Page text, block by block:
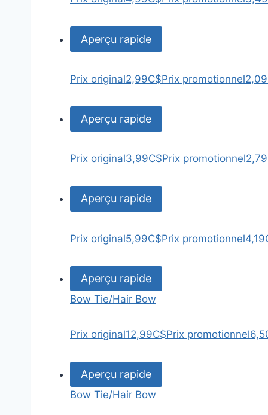
Aperçu rapide
Prix original2,99C$Prix promotionnel
Aperçu rapide
Prix original3,99C$Prix promotionnel
Aperçu rapide
Prix original5,99C$Prix promotionnel
Aperçu rapide
Bow Tie/Hair Bow
Prix original12,99C$Prix promotionnel
Aperçu rapide
Bow Tie/Hair Bow